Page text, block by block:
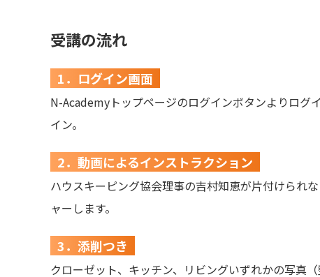
受講の流れ
1．ログイン画面
N-Academyトップページのログインボタンよりロ
イン。
2．動画によるインストラクション
ハウスキーピング協会理事の吉村知恵が片付けられ
ャーします。
3．添削つき
クローゼット、キッチン、リビングいずれかの写真